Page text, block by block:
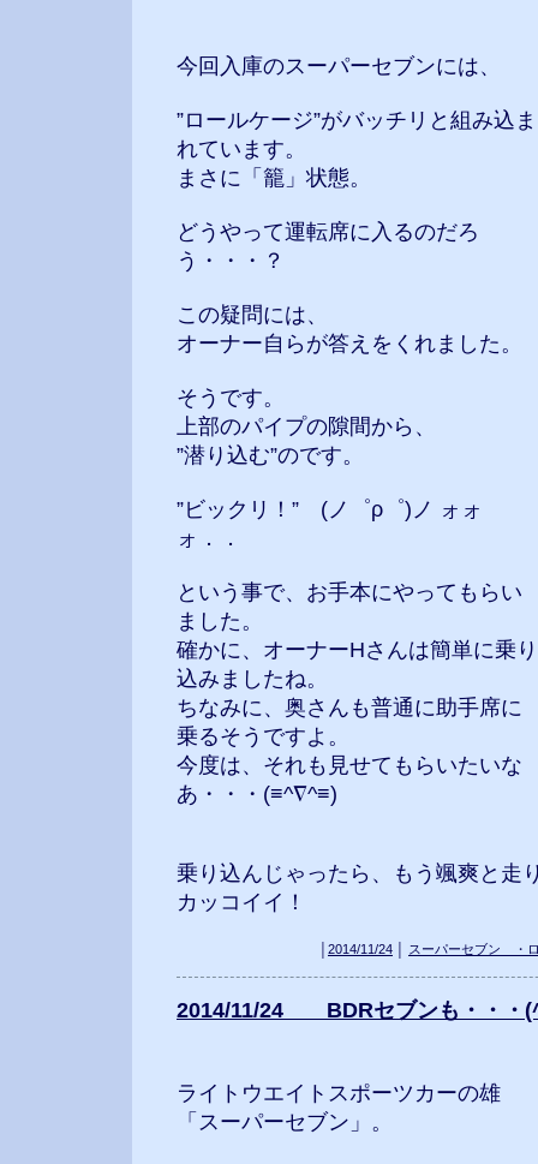
今回入庫のスーパーセブンには、
”ロールケージ”がバッチリと組み込ま
れています。
まさに「籠」状態。
どうやって運転席に入るのだろ
う・・・？
この疑問には、
オーナー自らが答えをくれました。
そうです。
上部のパイプの隙間から、
”潜り込む”のです。
”ビックリ！” (ノ゜ρ゜)ノ ォォ
ォ．．
という事で、お手本にやってもらい
ました。
確かに、オーナーHさんは簡単に乗り
込みましたね。
ちなみに、奥さんも普通に助手席に
乗るそうですよ。
今度は、それも見せてもらいたいな
あ・・・(≡^∇^≡)
乗り込んじゃったら、もう颯爽と走
カッコイイ！
2014/11/24 スーパーセブン ・
2014/11/24 BDRセブンも・・・
ライトウエイトスポーツカーの雄
「スーパーセブン」。